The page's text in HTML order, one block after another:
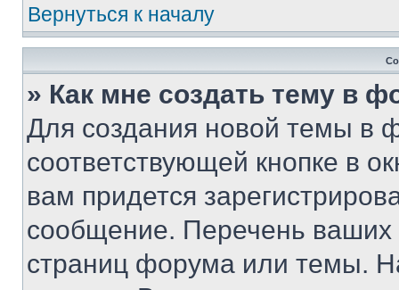
Вернуться к началу
» Как мне создать тему в
Для создания новой темы в
соответствующей кнопке в
вам придется
сообщение. Перечень ваших
страниц форума или темы.